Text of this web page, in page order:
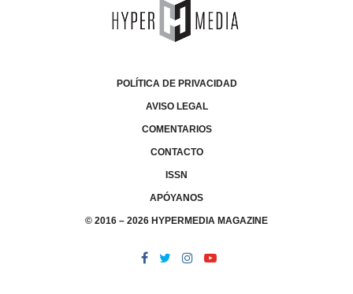
POLÍTICA DE PRIVACIDAD
AVISO LEGAL
COMENTARIOS
CONTACTO
ISSN
APÓYANOS
© 2016 – 2026 HYPERMEDIA MAGAZINE